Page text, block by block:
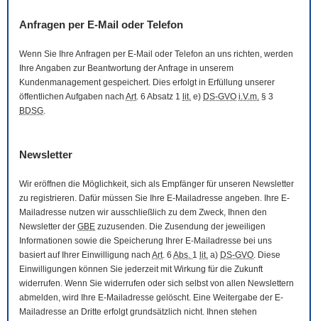
Anfragen per E-Mail oder Telefon
Wenn Sie Ihre Anfragen per E-Mail oder Telefon an uns richten, werden
Ihre Angaben zur Beantwortung der Anfrage in unserem
Kundenmanagement gespeichert. Dies erfolgt in Erfüllung unserer
öffentlichen Aufgaben nach Art. 6 Absatz 1 lit. e) DS-GVO i.V.m. § 3
BDSG.
Newsletter
Wir eröffnen die Möglichkeit, sich als Empfänger für unseren Newsletter
zu registrieren. Dafür müssen Sie Ihre E-Mail adresse angeben. Ihre E-
Mail adresse nutzen wir ausschließlich zu dem Zweck, Ihnen den
Newsletter der GBE zuzusenden. Die Zusendung der jeweiligen
Informationen sowie die Speicherung Ihrer E-Mail adresse bei uns
basiert auf Ihrer Einwilligung nach Art. 6 Abs. 1 lit. a) DS-GVO. Diese
Einwilligungen können Sie jederzeit mit Wirkung für die Zukunft
widerrufen. Wenn Sie widerrufen oder sich selbst von allen Newslettern
abmelden, wird Ihre E-Mail adresse gelöscht. Eine Weitergabe der E-
Mail adresse an Dritte erfolgt grundsätzlich nicht. Ihnen stehen